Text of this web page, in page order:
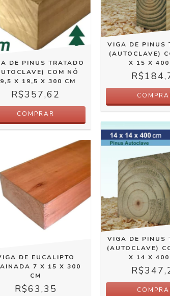
DE PINUS TRATADO
COM NÓ
X 19,5 X 300 CM
R$357,62
COMPRAR
VIGA DE PINUS
(AUTOCLAVE)
X 15 X 400
DE EUCALIPTO
7 X 15 X 300
CM
R$63,35
VIGA DE PINUS
(AUTOCLAVE)
X 14 X 400